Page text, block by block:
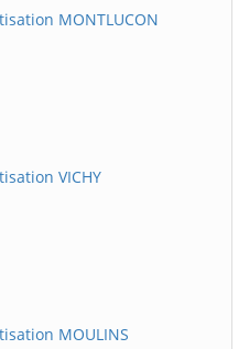
MONTLUCON
VICHY
MOULINS